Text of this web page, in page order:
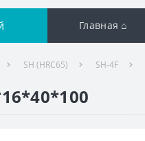
Главная ⌂
SH (HRC65) SH-4F